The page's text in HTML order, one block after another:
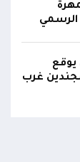
الشهيد
وحيش قائد
الرسمي
يوقع
غرب